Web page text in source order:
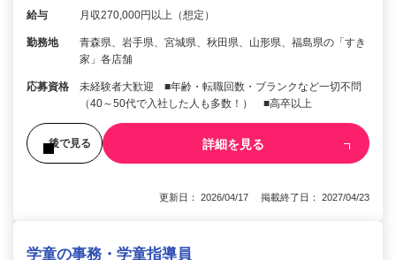
給与 月収270,000円以上（想定）
勤務地
青森県、岩手県、宮城県、秋田県、山形県、福島県の「すき
家」各店舗
応募資格
未経験者大歓迎 ■年齢・転職回数・ブランクなど一切不問
（40～50代で入社した人も多数！） ■高卒以上
後で見る 詳細を見る
更新日： 2026/04/17 掲載終了日： 2027/04/23
学童の事務・学童指導員